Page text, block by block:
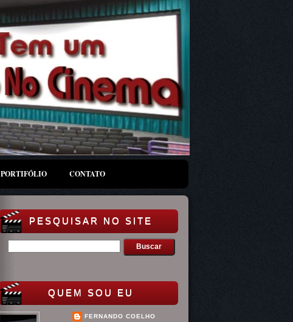
PORTIFÓLIO CONTATO
PESQUISAR NO SITE
QUEM SOU EU
FERNANDO COELHO